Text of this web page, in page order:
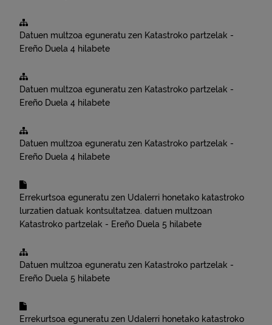
Datuen multzoa eguneratu zen Katastroko partzelak -
Ereño Duela 4 hilabete
Datuen multzoa eguneratu zen Katastroko partzelak -
Ereño Duela 4 hilabete
Datuen multzoa eguneratu zen Katastroko partzelak -
Ereño Duela 4 hilabete
Errekurtsoa eguneratu zen Udalerri honetako katastroko
lurzatien datuak kontsultatzea. datuen multzoan
Katastroko partzelak - Ereño Duela 5 hilabete
Datuen multzoa eguneratu zen Katastroko partzelak -
Ereño Duela 5 hilabete
Errekurtsoa eguneratu zen Udalerri honetako katastroko